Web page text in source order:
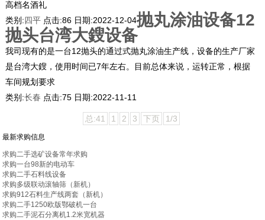
高档名酒礼
类别:四平 点击:86 日期:2022-12-04抛丸涂油设备12
抛头台湾大鎪设备
我司现有的是一台12抛头的通过式抛丸涂油生产线，设备的生产厂家
是台湾大鎪，使用时间已7年左右。目前总体来说，运转正常，根据
车间规划要求
类别:长春 点击:75 日期:2022-11-11
总:41 1 2 3 下页 1/3
最新求购信息
求购二手选矿设备常年求购
求购一台98新的电动车
求购二手石料线设备
求购多级联动滚轴筛（新机）
求购912石料生产线两套（新机）
求购二手1250欧版鄂破机一台
求购二手泥石分离机1.2米宽机器